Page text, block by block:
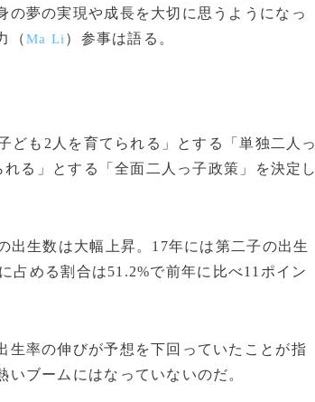
夢の実現や成長を大切に思うようになっ
（Ma Li ）参事は語る。
も2人を育てられる」とする「単独二人っ
る」とする「全面二人っ子政策」を決定し
生数は大幅上昇。17年には第二子の出生
占める割合は51.2%で前年に比べ11ポイン
生率の伸びが予想を下回っていたことが指
ブームにはなっていないのだ。